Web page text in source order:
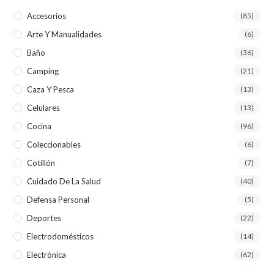
Accesorios (85)
Arte Y Manualidades (6)
Baño (36)
Camping (21)
Caza Y Pesca (13)
Celulares (13)
Cocina (96)
Coleccionables (6)
Cotillón (7)
Cuidado De La Salud (40)
Defensa Personal (5)
Deportes (22)
Electrodomésticos (14)
Electrónica (62)